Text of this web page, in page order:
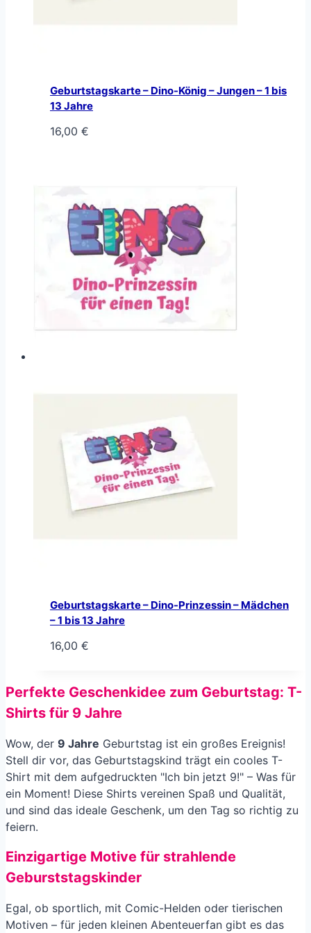
Geburtstagskarte – Dino-König – Jungen – 1 bis
13 Jahre
16,00 €
Geburtstagskarte – Dino-Prinzessin – Mädchen
– 1 bis 13 Jahre
16,00 €
Perfekte Geschenkidee zum Geburtstag: T-
Shirts für 9 Jahre
Wow, der 9 Jahre Geburtstag ist ein großes Ereignis!
Stell dir vor, das Geburtstagskind trägt ein cooles T-
Shirt mit dem aufgedruckten "Ich bin jetzt 9!" – Was für
ein Moment! Diese Shirts vereinen Spaß und Qualität,
und sind das ideale Geschenk, um den Tag so richtig zu
feiern.
Einzigartige Motive für strahlende
Geburststagskinder
Egal, ob sportlich, mit Comic-Helden oder tierischen
Motiven – für jeden kleinen Abenteuerfan gibt es das